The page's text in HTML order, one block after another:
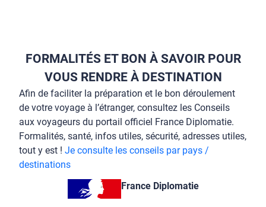
FORMALITÉS ET BON À SAVOIR POUR
VOUS RENDRE À DESTINATION
Afin de faciliter la préparation et le bon déroulement
de votre voyage à l’étranger, consultez les Conseils
aux voyageurs du portail officiel France Diplomatie.
Formalités, santé, infos utiles, sécurité, adresses utiles,
tout y est ! Je consulte les conseils par pays /
destinations
France Diplomatie